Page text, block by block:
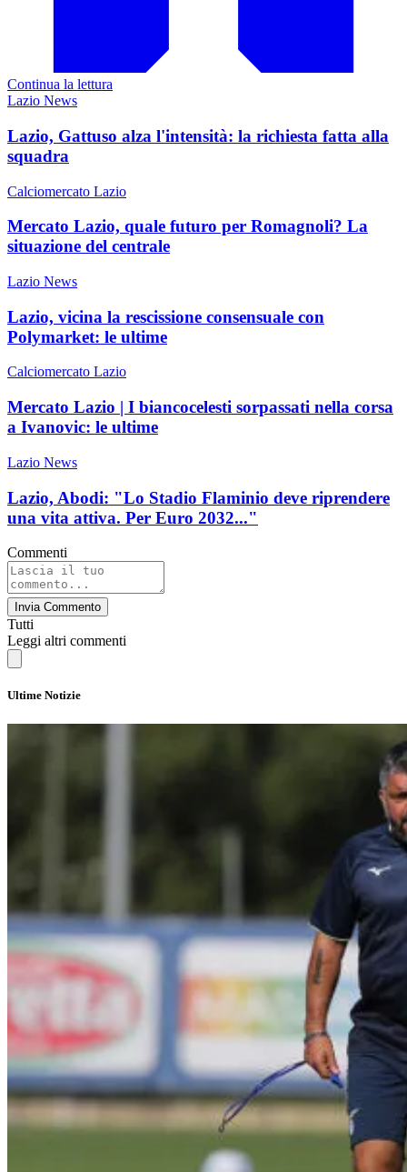
Continua la lettura
Lazio News
Lazio, Gattuso alza l'intensità: la richiesta fatta alla
squadra
Calciomercato Lazio
Mercato Lazio, quale futuro per Romagnoli? La
situazione del centrale
Lazio News
Lazio, vicina la rescissione consensuale con
Polymarket: le ultime
Calciomercato Lazio
Mercato Lazio | I biancocelesti sorpassati nella corsa
a Ivanovic: le ultime
Lazio News
Lazio, Abodi: "Lo Stadio Flaminio deve riprendere
una vita attiva. Per Euro 2032..."
Commenti
Invia Commento
Tutti
Leggi altri commenti
Ultime Notizie